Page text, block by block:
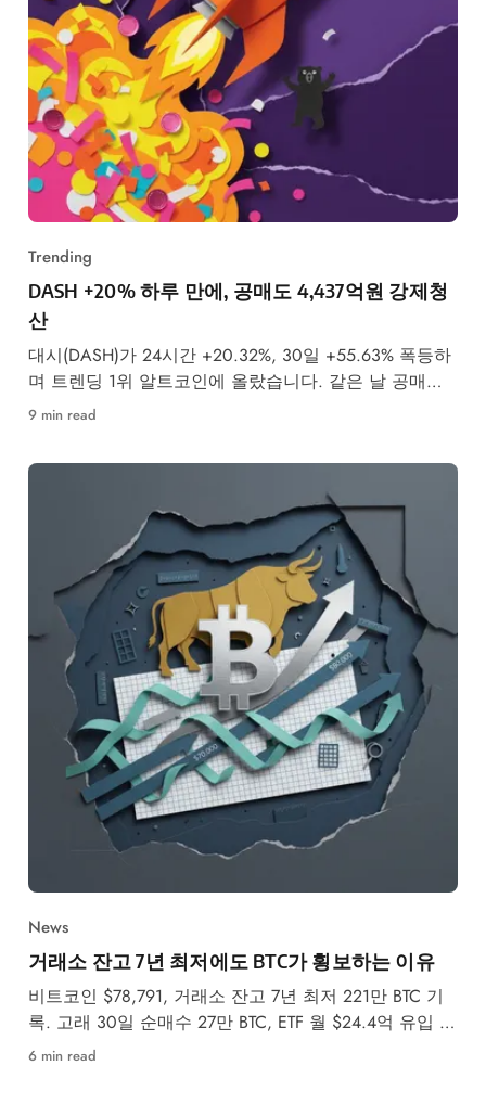
Trending
DASH +20% 하루 만에, 공매도 4,437억원 강제청
산
대시(DASH)가 24시간 +20.32%, 30일 +55.63% 폭등하
며 트렌딩 1위 알트코인에 올랐습니다. 같은 날 공매도
투자자 4,437억원이 강제청산됐습니다.
9 min read
News
거래소 잔고 7년 최저에도 BTC가 횡보하는 이유
비트코인 $78,791, 거래소 잔고 7년 최저 221만 BTC 기
록. 고래 30일 순매수 27만 BTC, ETF 월 $24.4억 유입 속
5월 강세·약세 시나리오를 분석합니다.
6 min read